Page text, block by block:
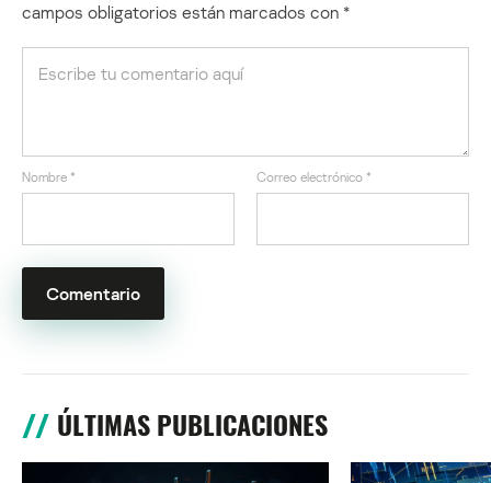
campos obligatorios están marcados con *
Nombre * Correo electrónico *
ÚLTIMAS PUBLICACIONES